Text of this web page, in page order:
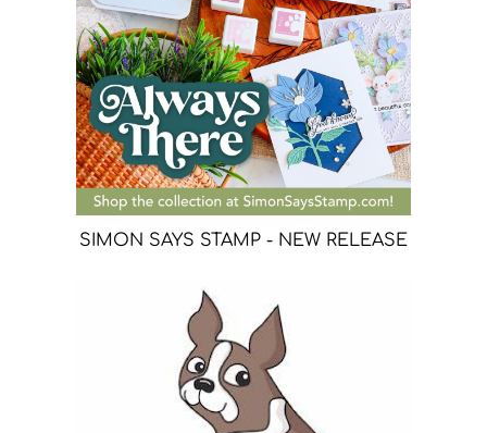
SIMON SAYS STAMP - NEW RELEASE